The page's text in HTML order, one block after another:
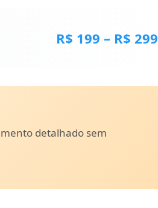
R$ 199 – R$ 299
detalhado sem